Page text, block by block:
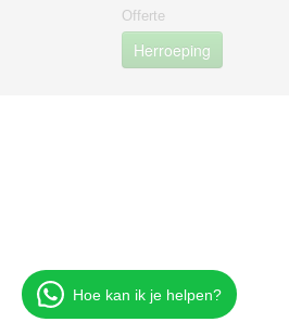
Offerte
Herroeping
Hoe kan ik je helpen?